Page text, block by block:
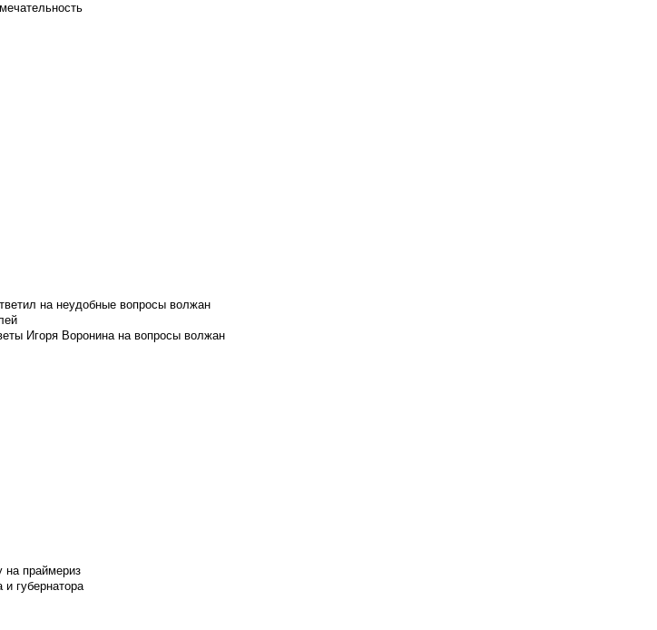
на неудобные вопросы волжан
Игоря Воронина на вопросы волжан
на праймериз
губернатора